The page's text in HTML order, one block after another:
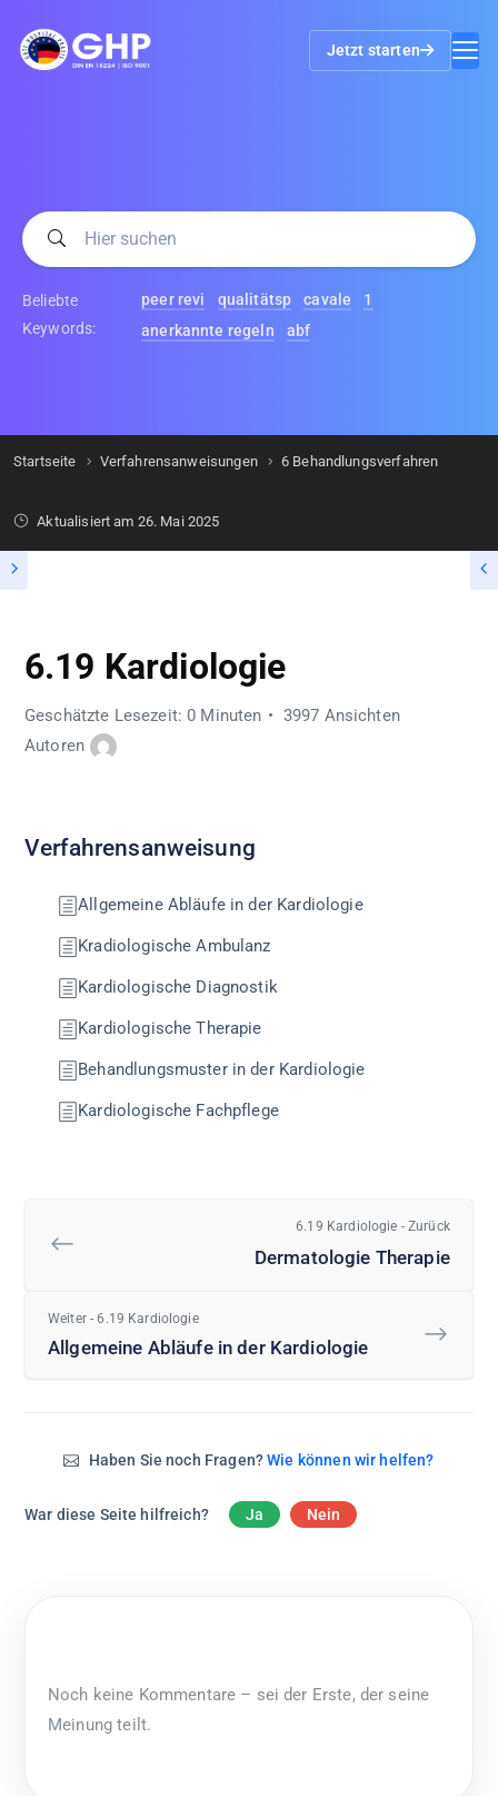
Jetzt starten
Beliebte
Keywords:
peer revi qualitätsp cavale
1
anerkannte regeln
abf
Startseite Verfahrensanweisungen 6 Behandlungsverfahren
Aktualisiert am 26. Mai 2025
6.19 Kardiologie
Geschätzte Lesezeit: 0 Minuten
3997 Ansichten
Autoren
Verfahrensanweisung
Allgemeine Abläufe in der Kardiologie
Kradiologische Ambulanz
Kardiologische Diagnostik
Kardiologische Therapie
Behandlungsmuster in der Kardiologie
Kardiologische Fachpflege
6.19 Kardiologie - Zurück
Dermatologie Therapie
Weiter - 6.19 Kardiologie
Allgemeine Abläufe in der Kardiologie
Haben Sie noch Fragen?Wie können wir helfen?
War diese Seite hilfreich? Ja Nein
Noch keine Kommentare – sei der Erste, der seine
Meinung teilt.